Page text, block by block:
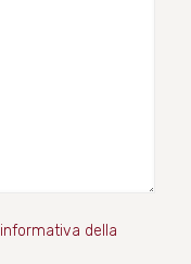
informativa della